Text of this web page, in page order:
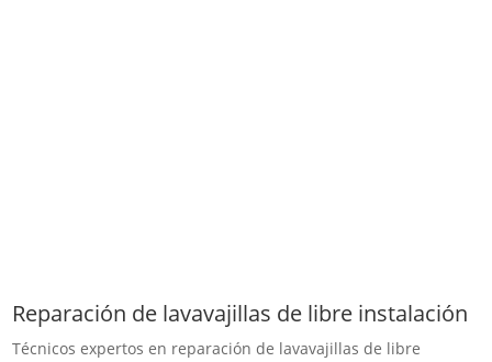
Reparación de lavavajillas de libre instalación
Técnicos expertos en reparación de lavavajillas de libre